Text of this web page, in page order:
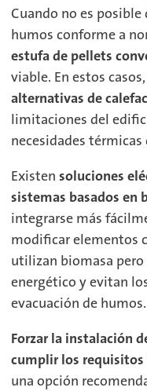
Cuando no es
humos conforme a
estufa de pellets
viable. En estos
alternativas de
limitaciones del
necesidades
Existen soluciones
sistemas basados en
integrarse más
modificar elementos
utilizan biomasa
energético y evitan
evacuación de humos.
Forzar la instalación
cumplir los
una opción